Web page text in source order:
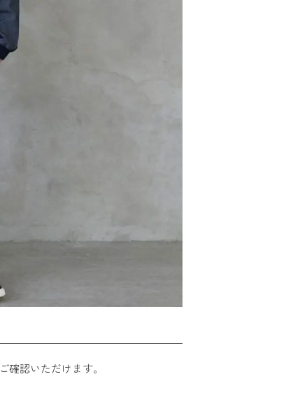
認いただけます。